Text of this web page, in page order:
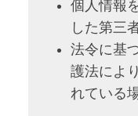
個人情報
した第三
法令に基
護法によ
れている